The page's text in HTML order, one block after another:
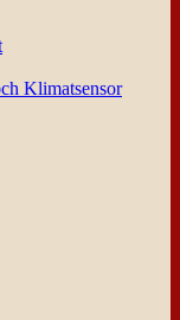
Klimatsensor